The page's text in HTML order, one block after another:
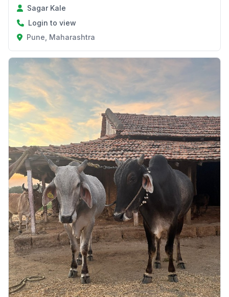
Sagar Kale
Login to view
Pune, Maharashtra